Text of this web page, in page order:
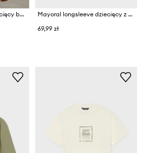
Mayoral longsleeve dziecięcy bawełniany
Mayoral longsleeve dziecięcy z bawełną
69,99 zł